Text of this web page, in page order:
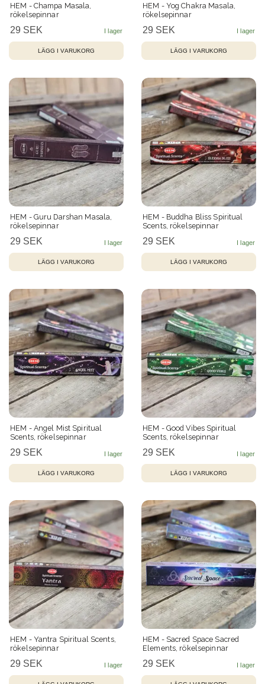
HEM - Champa Masala,
rökelsepinnar
29 SEK
HEM - Yog Chakra Masala,
rökelsepinnar
29 SEK
HEM - Guru Darshan Masala,
rökelsepinnar
29 SEK
HEM - Buddha Bliss Spiritual
Scents, rökelsepinnar
29 SEK
HEM - Angel Mist Spiritual
Scents, rökelsepinnar
29 SEK
HEM - Good Vibes Spiritual
Scents, rökelsepinnar
29 SEK
HEM - Yantra Spiritual Scents,
rökelsepinnar
29 SEK
HEM - Sacred Space Sacred
Elements, rökelsepinnar
29 SEK